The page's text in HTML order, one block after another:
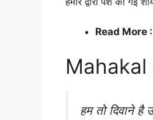
Read More :
Mahakal
हम तो दिवाने